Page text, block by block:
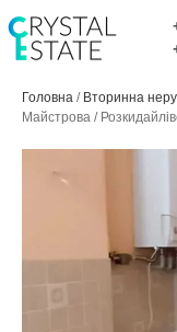
до
контенту
Головна / Вторинна
Майстрова /